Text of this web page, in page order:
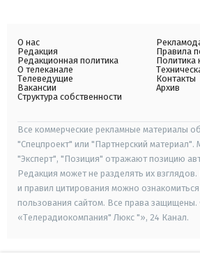
О нас
Редакция
Редакционная политика
О телеканале
Телеведущие
Вакансии
Структура собственности
Правила
Политика
Контакты
Архив
Все коммерческие рекламные материалы
"Спецпроект" или "Партнерский материал".
"Эксперт", "Позиция" отражают позицию
Редакция может не разделять их
и правил цитирования можно
пользования сайтом. Все права
«Телерадиокомпания" Люкс "», 24 Канал.